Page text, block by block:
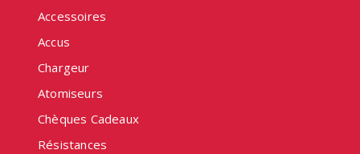
Accessoires
Accus
Chargeur
Atomiseurs
Chèques Cadeaux
Résistances